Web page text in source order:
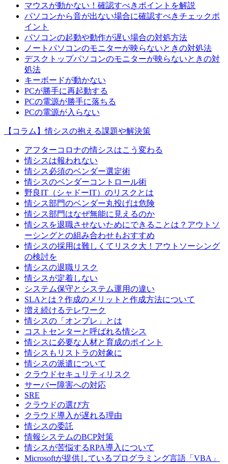
マウスが動かない！確認すべきポイントを解説
パソコンから音が出ない場合に確認すべきチェックポ
イント
パソコンの起動や動作が遅い場合の対処方法
ノートパソコンのモニターが映らないときの対処法
デスクトップパソコンのモニターが映らないときの対
処法
キーボードが動かない
PCが勝手に再起動する
PCの電源が勝手に落ちる
PCの電源が入らない
【コラム】情シスの抱える課題や解決策
アフターコロナの情シスはこう変わる
情シスは報われない
情シス必須のベンダー選定術
情シスのベンダーコントロール術
野良IT（シャドーIT）のリスクとは
情シス部門のベンダー丸投げは危険
情シス部門はなぜ無能に見えるのか
情シスを退職させないためにできることは？アウトソ
ーシングとの組み合わせもおすすめ
情シスの採用は難しくてリスク大！アウトソーシング
の検討を
情シスの退職リスク
情シスが定着しない
システム保守とシステム運用の違い
SLAとは？作成のメリットと作成方法について
増え続けるテレワーク
情シスの「オンプレ」とは
コストセンターと呼ばれる情シス
情シスに必要な人材と育成のポイント
情シスもリストラの対象に
情シスの派遣について
クラウドセキュリティリスク
サーバー障害への対応
SRE
クラウドの選び方
クラウド導入が遅れる理由
情シスの委託
情報システムのBCP対策
情シスが苦悩するRPA導入について
Microsoftが提供しているプログラミング言語「VBA」